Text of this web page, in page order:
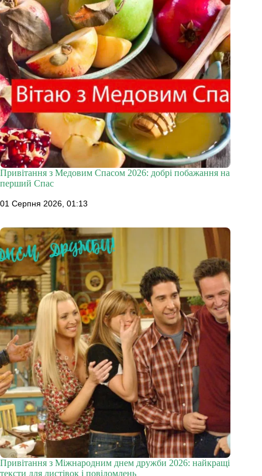
Привітання з Медовим Спасом 2026: добрі побажання на
перший Спас
01 Серпня 2026, 01:13
Привітання з Міжнародним днем дружби 2026: найкращі
тексти для листівок і повідомлень